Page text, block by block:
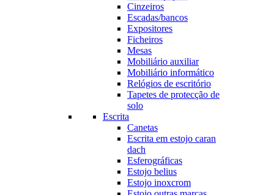
Cinzeiros
Escadas/bancos
Expositores
Ficheiros
Mesas
Mobiliário auxiliar
Mobiliário informático
Relógios de escritório
Tapetes de protecção de
solo
Escrita
Canetas
Escrita em estojo caran
dach
Esferográficas
Estojo belius
Estojo inoxcrom